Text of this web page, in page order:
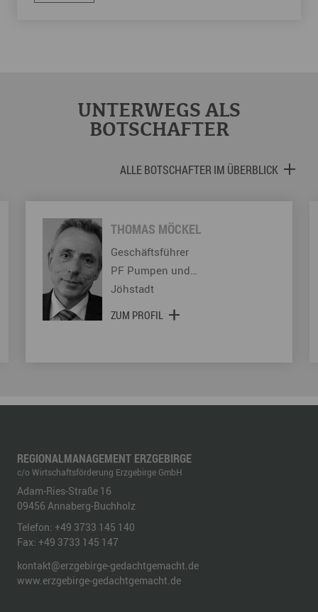
UNTERWEGS ALS
BOTSCHAFTER
ALLE BOTSCHAFTER IM ÜBERBLICK
THOMAS MÖCKEL
Geschäftsführer
PF Pumpen und…
Jöhstadt
ZUM PROFIL
REGIONALMANAGEMENT ERZGEBIRGE
c/o Wirtschaftsförderung Erzgebirge GmbH
Adam-Ries-Straße 16
09456 Annaberg-Buchholz
Telefon: +49 3733 145 140
Fax: +49 3733 145 147
kontakt@erzgebirge-gedachtgemacht.de
www.erzgebirge-gedachtgemacht.de